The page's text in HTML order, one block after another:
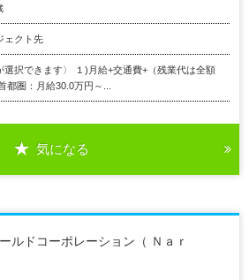
ェクト先
選択できます〉 １)月給+交通費+（残業代は全額
都圏：月給30.0万円～...
気になる
ルドコーポレーション（ Ｎａｒ